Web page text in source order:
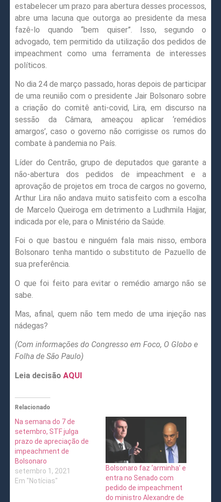
estabelecer um prazo para abertura desses processos,
abre uma lacuna que outorga ao presidente da mesa
fazê-lo quando “bem quiser”. Isso, segundo o
advogado, tem permitido da utilização dos pedidos de
impeachment como uma ferramenta de interesses
políticos.
No dia 24 de março passado, horas depois de participar
de uma reunião com o presidente Jair Bolsonaro sobre
a criação do comitê anti-covid, Lira, em discurso na
sessão da Câmara, ameaçou aplicar ‘remédios
amargos’, caso o governo não corrigisse os rumos do
combate à pandemia no País.
Líder do Centrão, grupo de deputados que garante a
não-abertura dos pedidos de impeachment e a
aprovação de projetos em troca de cargos no governo,
Arthur Lira não andava muito satisfeito com a escolha
de Marcelo Queiroga em detrimento a Ludhmila Hajjar,
indicada por ele, para o Ministério da Saúde.
Foi o que bastou e ninguém fala mais nisso, embora
Bolsonaro tenha mantido o substituto de Pazuello de
sua preferência.
O que foi feito para evitar o remédio amargo não se
sabe.
Mas, afinal, quem não tem medo de uma injeção nas
nádegas?
(Com informações do Congresso em Foco, O Globo e
Folha de São Paulo)
Leia decisão AQUI
Relacionado
Na semana do 7 de
setembro, STF julga
prazo de apreciação de
impeachment de
Bolsonaro
setembro 1, 2021
Em "Notícias"
Bolsonaro faz ‘arminha’ e
entra no Senado com
pedido de impeachment
do ministro Alexandre de